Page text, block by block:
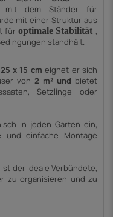
mit dem Ständer für
mit einer Struktur aus
für optimale Stabilität ,
standhält.
x 15 cm eignet er sich
von 2 m² und bietet
Setzlinge oder
in jeden Garten ein,
und einfache Montage
der ideale Verbündete,
zu organisieren und zu